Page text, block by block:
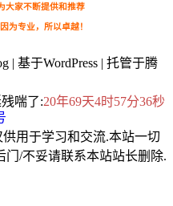
大家不断提供和推荐
为专业，所以卓越！
| 基于WordPress | 托管于腾
喘了:20年69天4时57分36秒
用于学习和交流.本站一切
门/不妥请联系本站站长删除.